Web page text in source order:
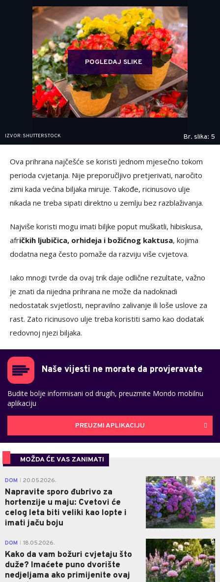
POGLEDAJ SLIKE
IZVOR: SHUTTERSTOCK Br. slika: 5
Ova prihrana najčešće se koristi jednom mjesečno tokom
perioda cvjetanja. Nije preporučljivo pretjerivati, naročito
zimi kada većina biljaka miruje. Takođe, ricinusovo ulje
nikada ne treba sipati direktno u zemlju bez razblaživanja.
Najviše koristi mogu imati biljke poput muškatli, hibiskusa,
afričkih ljubičica, orhideja i božićnog kaktusa, kojima
dodatna nega često pomaže da razviju više cvjetova.
Iako mnogi tvrde da ovaj trik daje odlične rezultate, važno
je znati da nijedna prihrana ne može da nadoknadi
nedostatak svjetlosti, nepravilno zalivanje ili loše uslove za
rast. Zato ricinusovo ulje treba koristiti samo kao dodatak
redovnoj njezi biljaka.
Naše vijesti ne morate da provjeravate
Budite bolje informisani od drugih, preuzmite Mondo mobilnu
aplikaciju
PREUZMI APLIKACIJU
MOŽDA ĆE VAS ZANIMATI
DOM 20.05.2026.
Napravite sporo đubrivo za
hortenzije u maju: Cvetovi će
celog leta biti veliki kao lopte i
imati jaču boju
0
DOM 18.05.2026.
Kako da vam božuri cvjetaju što
duže? Imaćete puno dvorište
nedjeljama ako primijenite ovaj
0